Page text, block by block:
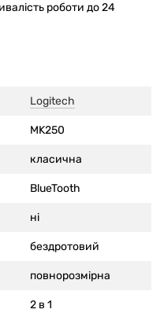
роботи до 24
Logitech
MK250
класична
BlueTooth
ні
бездротовий
повнорозмірна
2 в 1